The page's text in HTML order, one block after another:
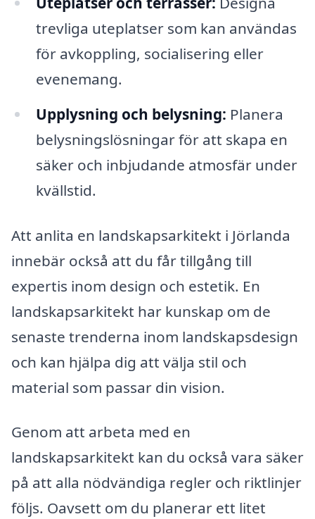
trevliga uteplatser som kan användas
för avkoppling, socialisering eller
evenemang.
Upplysning och belysning: Planera
belysningslösningar för att skapa en
säker och inbjudande atmosfär under
kvällstid.
Att anlita en landskapsarkitekt i Jörlanda
innebär också att du får tillgång till
expertis inom design och estetik. En
landskapsarkitekt har kunskap om de
senaste trenderna inom landskapsdesign
och kan hjälpa dig att välja stil och
material som passar din vision.
Genom att arbeta med en
landskapsarkitekt kan du också vara säker
på att alla nödvändiga regler och riktlinjer
följs. Oavsett om du planerar ett litet